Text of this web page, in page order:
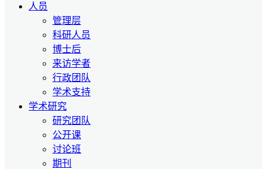
人员
管理层
科研人员
博士后
来访学者
行政团队
学术支持
学术研究
研究团队
公开课
讨论班
期刊